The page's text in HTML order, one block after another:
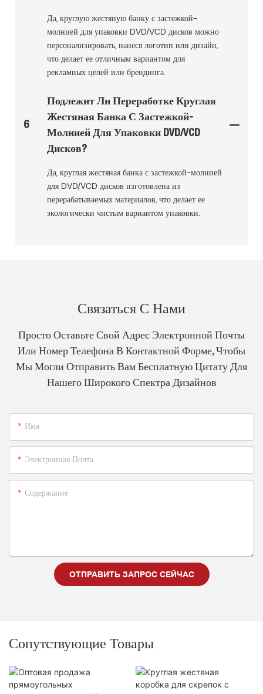
Да, круглую жестяную банку с застежкой-
молнией для упаковки DVD/VCD дисков можно
персонализировать, нанеся логотип или дизайн,
что делает ее отличным вариантом для
рекламных целей или брендинга.
6
Подлежит Ли Переработке Круглая
Жестяная Банка С Застежкой-
Молнией Для Упаковки DVD/VCD
Дисков?
Да, круглая жестяная банка с застежкой-молнией
для DVD/VCD дисков изготовлена ​​из
перерабатываемых материалов, что делает ее
экологически чистым вариантом упаковки.
Связаться С Нами
Просто Оставьте Свой Адрес Электронной Почты
Или Номер Телефона В Контактной Форме, Чтобы
Мы Могли Отправить Вам Бесплатную Цитату Для
Нашего Широкого Спектра Дизайнов
Имя
Электронная Почта
Содержание
ОТПРАВИТЬ ЗАПРОС СЕЙЧАС
Сопутствующие Товары